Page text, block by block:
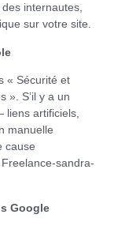
internautes,
sur votre site.
« Sécurité et
». S’il y a un
artificiels,
manuelle
cause
Freelance-sandra-
Google